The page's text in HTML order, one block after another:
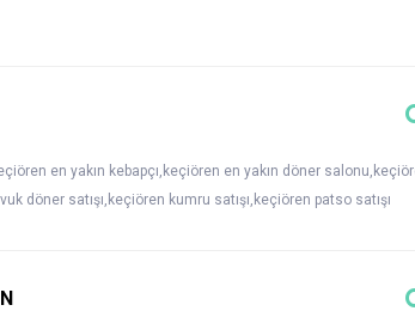
en yakın kebapçı,keçiören en yakın döner
döner satışı,keçiören kumru satışı,keçiören patso satışı